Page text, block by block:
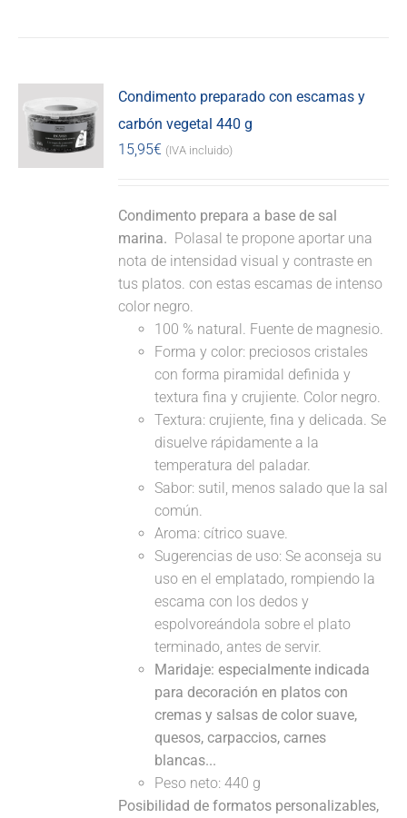
Condimento preparado con escamas y
carbón vegetal 440 g
15,95€ (IVA incluido)
Condimento prepara a base de sal
marina. Polasal te propone aportar una
nota de intensidad visual y contraste en
tus platos. con estas escamas de intenso
color negro.
100 % natural. Fuente de magnesio.
Forma y color: preciosos cristales
con forma piramidal definida y
textura fina y crujiente. Color negro.
Textura: crujiente, fina y delicada. Se
disuelve rápidamente a la
temperatura del paladar.
Sabor: sutil, menos salado que la sal
común.
Aroma: cítrico suave.
Sugerencias de uso: Se aconseja su
uso en el emplatado, rompiendo la
escama con los dedos y
espolvoreándola sobre el plato
terminado, antes de servir.
Maridaje: especialmente indicada
para decoración en platos con
cremas y salsas de color suave,
quesos, carpaccios, carnes
blancas...
Peso neto: 440 g
Posibilidad de formatos personalizables,